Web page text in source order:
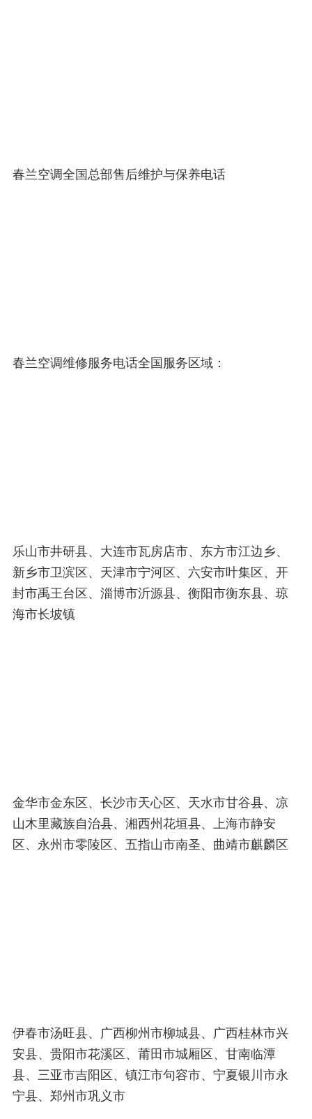
春兰空调全国总部售后维护与保养电话
春兰空调维修服务电话全国服务区域：
乐山市井研县、大连市瓦房店市、东方市江边乡、
新乡市卫滨区、天津市宁河区、六安市叶集区、开
封市禹王台区、淄博市沂源县、衡阳市衡东县、琼
海市长坡镇
金华市金东区、长沙市天心区、天水市甘谷县、凉
山木里藏族自治县、湘西州花垣县、上海市静安
区、永州市零陵区、五指山市南圣、曲靖市麒麟区
伊春市汤旺县、广西柳州市柳城县、广西桂林市兴
安县、贵阳市花溪区、莆田市城厢区、甘南临潭
县、三亚市吉阳区、镇江市句容市、宁夏银川市永
宁县、郑州市巩义市